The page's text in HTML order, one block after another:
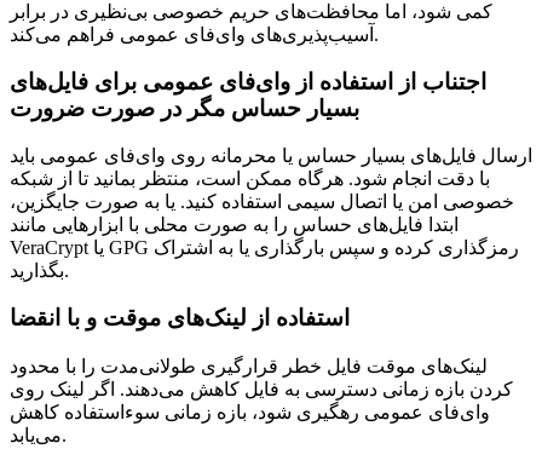
کمی شود، اما محافظت‌های حریم خصوصی بی‌نظیری در برابر
آسیب‌پذیری‌های وای‌فای عمومی فراهم می‌کند.
اجتناب از استفاده از وای‌فای عمومی برای فایل‌های
بسیار حساس مگر در صورت ضرورت
ارسال فایل‌های بسیار حساس یا محرمانه روی وای‌فای عمومی باید
با دقت انجام شود. هرگاه ممکن است، منتظر بمانید تا از شبکه
خصوصی امن یا اتصال سیمی استفاده کنید. یا به صورت جایگزین،
ابتدا فایل‌های حساس را به صورت محلی با ابزارهایی مانند
VeraCrypt یا GPG رمزگذاری کرده و سپس بارگذاری یا به اشتراک
بگذارید.
استفاده از لینک‌های موقت و با انقضا
لینک‌های موقت فایل خطر قرارگیری طولانی‌مدت را با محدود
کردن بازه زمانی دسترسی به فایل کاهش می‌دهند. اگر لینک روی
وای‌فای عمومی رهگیری شود، بازه زمانی سوءاستفاده کاهش
می‌یابد.